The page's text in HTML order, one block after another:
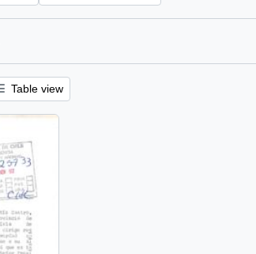
Table view